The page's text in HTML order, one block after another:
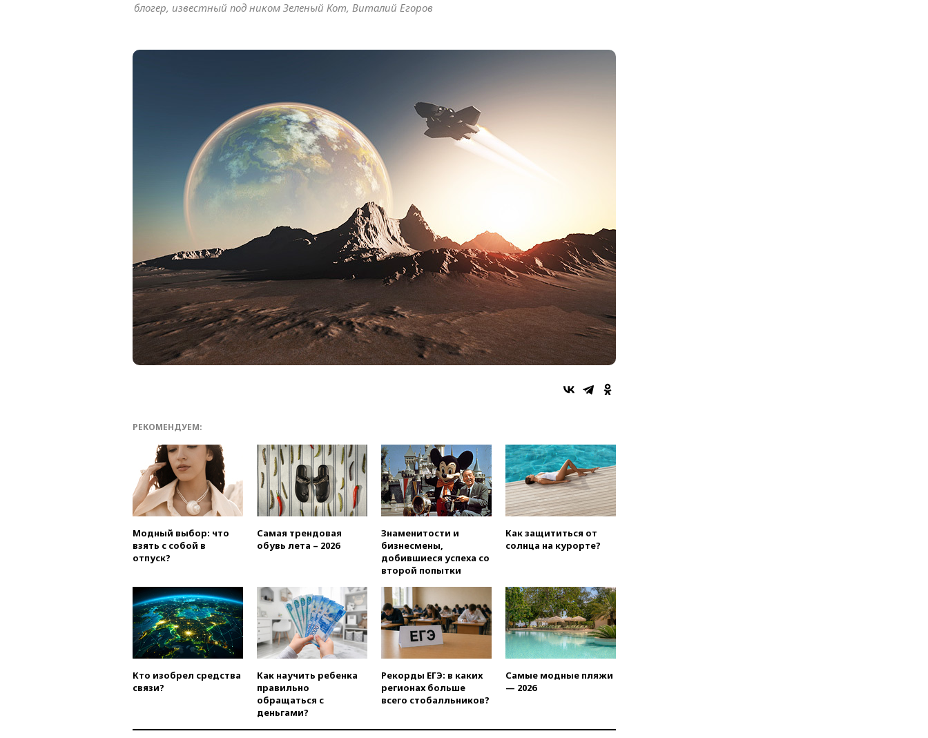
блогер, известный под ником Зеленый Кот, Виталий Егоров
РЕКОМЕНДУЕМ:
Модный выбор: что
взять с собой в
отпуск?
Самая трендовая
обувь лета – 2026
Знаменитости и
бизнесмены,
добившиеся успеха со
второй попытки
Как защититься от
солнца на курорте?
Кто изобрел средства
связи?
Как научить ребенка
правильно
обращаться с
деньгами?
Рекорды ЕГЭ: в каких
регионах больше
всего стобалльников?
Самые модные пляжи
— 2026